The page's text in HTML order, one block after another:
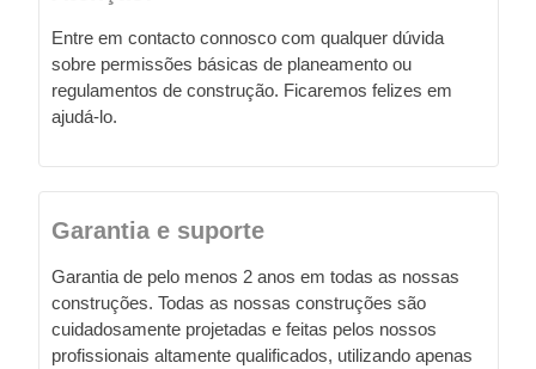
Entre em contacto connosco com qualquer dúvida
sobre permissões básicas de planeamento ou
regulamentos de construção. Ficaremos felizes em
ajudá-lo.
Garantia e suporte
Garantia de pelo menos 2 anos em todas as nossas
construções. Todas as nossas construções são
cuidadosamente projetadas e feitas pelos nossos
profissionais altamente qualificados, utilizando apenas